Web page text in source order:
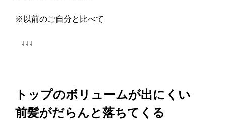
※以前のご自分と比べて
↓↓↓
トップのボリュームが出にくい
前髪がだらんと落ちてくる